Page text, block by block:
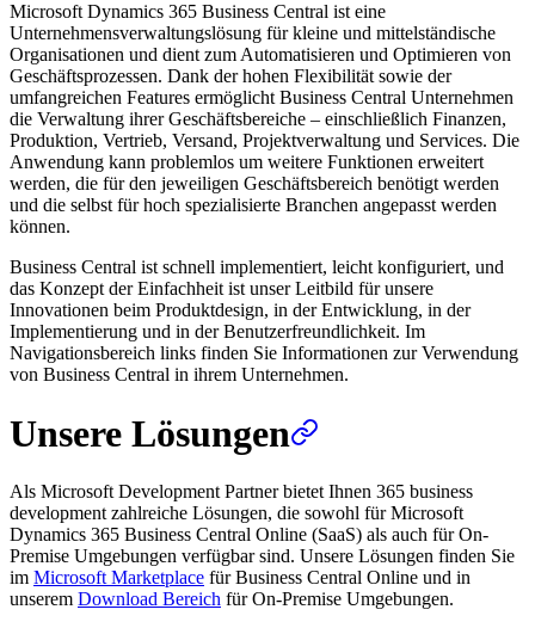
Microsoft Dynamics 365 Business Central ist eine
Unternehmensverwaltungslösung für kleine und mittelständische
Organisationen und dient zum Automatisieren und Optimieren von
Geschäftsprozessen. Dank der hohen Flexibilität sowie der
umfangreichen Features ermöglicht Business Central Unternehmen
die Verwaltung ihrer Geschäftsbereiche – einschließlich Finanzen,
Produktion, Vertrieb, Versand, Projektverwaltung und Services. Die
Anwendung kann problemlos um weitere Funktionen erweitert
werden, die für den jeweiligen Geschäftsbereich benötigt werden
und die selbst für hoch spezialisierte Branchen angepasst werden
können.
Business Central ist schnell implementiert, leicht konfiguriert, und
das Konzept der Einfachheit ist unser Leitbild für unsere
Innovationen beim Produktdesign, in der Entwicklung, in der
Implementierung und in der Benutzerfreundlichkeit. Im
Navigationsbereich links finden Sie Informationen zur Verwendung
von Business Central in ihrem Unternehmen.
Unsere Lösungen
Als Microsoft Development Partner bietet Ihnen 365 business
development zahlreiche Lösungen, die sowohl für Microsoft
Dynamics 365 Business Central Online (SaaS) als auch für On-
Premise Umgebungen verfügbar sind. Unsere Lösungen finden Sie
im Microsoft Marketplace für Business Central Online und in
unserem Download Bereich für On-Premise Umgebungen.